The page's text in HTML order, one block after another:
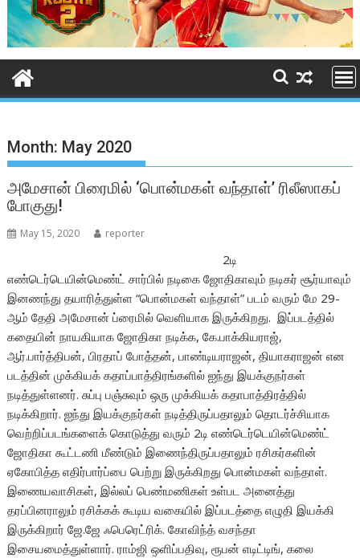
Month: May 2020
அமேசான் பிரைமில் ‘பொன்மகள் வந்தாள்’ ரிலீஸாகப்
போகுது!
May 15, 2020 reporter
2டி
எண்டெர்டெயின்மெண்ட் சார்பில் நடிகை ஜோதிகாவும் நடிகர் சூர்யாவும்
இனணந்து தயாரித்துள்ள “பொன்மகள் வந்தாள்” படம் வரும் மே 29-
ஆம் தேதி அமேசான் ப்ரைமில் வெளியாக இருக்கிறது. இப்படத்தில்
கதையின் நாயகியாக ஜோதிகா நடிக்க, கே.பாக்கியராஜ்,
ஆர்.பார்த்திபன், பிரதாப் போத்தன், பாண்டியராஜன், தியாகராஜன் என
படத்தின் முக்கியக் கதாப்பாத்திரங்களில் ஐந்து இயக்குநர்கள்
நடித்துள்ளனர். சுப்பு பஞ்சுவும் ஒரு முக்கியக் கதாபாத்திரத்தில்
நடிக்கிறார். ஐந்து இயக்குநர்கள் நடித்திருப்பதாலும் தொடர்ச்சியாக
வெற்றிப்படங்களைக் கொடுத்து வரும் 2டி எண்டெர்டெயின்மெண்ட்
ஜோதிகா கூட்டணி மீண்டும் இணைந்திருப்பதாலும் ரசிகர்களின்
ஏகோபித்த எதிர்பார்ப்பை பெற்று இருக்கிறது பொன்மகள் வந்தாள்.
இணையவாசிகள், இல்லப் பெண்மணிகள் உள்பட அனைத்து
தரப்பினராலும் ரசிக்கக் கூடிய வகையில் இப்படத்தை எழுதி இயக்கி
இருக்கிறார் ஜே.ஜே ஃபெரெட்ரிக். கோவிந்த் வசந்தா
இசையமைத்துள்ளார். ராம்ஜி ஒளிப்பதிவு, ரூபன் எடிட்டிங், கலை